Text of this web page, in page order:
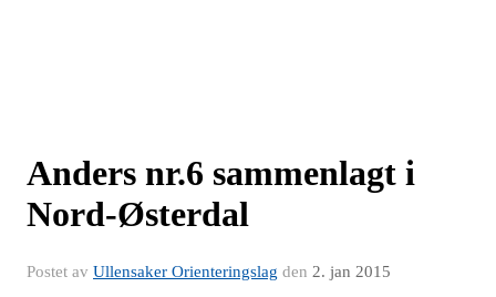
Anders nr.6 sammenlagt i
Nord-Østerdal
Postet av Ullensaker Orienteringslag den 2. jan 2015